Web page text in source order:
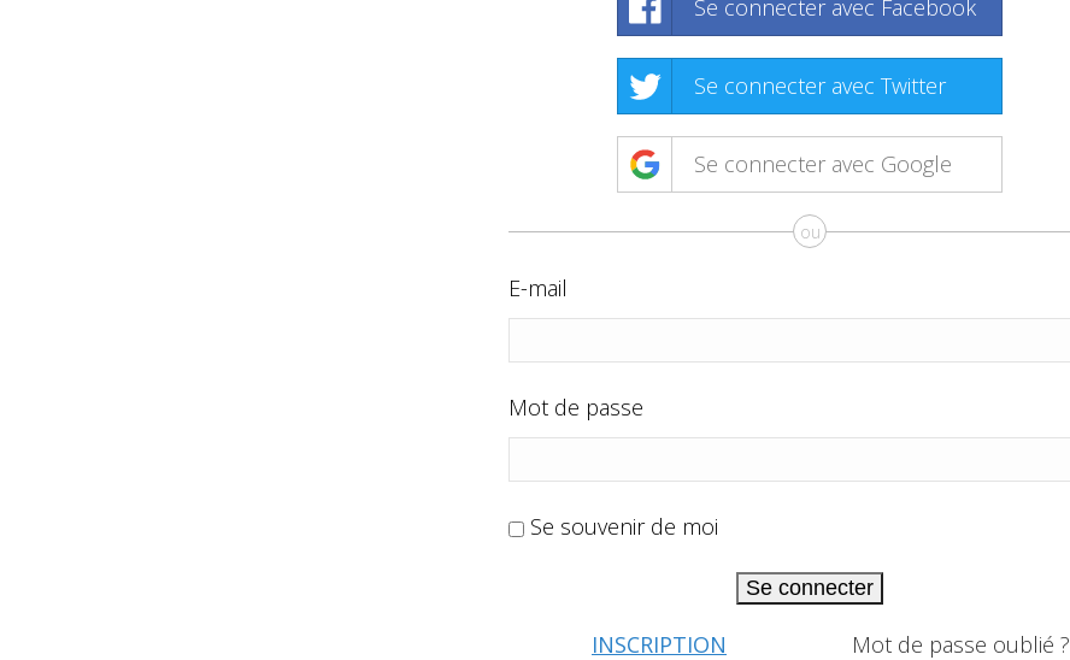
Se connecter avec Facebook
Se connecter avec Twitter
Se connecter avec Google
ou
E-mail
Mot de passe
Se souvenir de moi
Se connecter
INSCRIPTION Mot de passe oublié ?